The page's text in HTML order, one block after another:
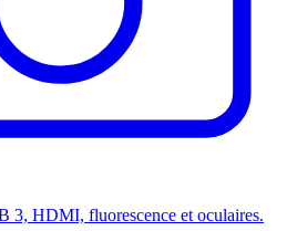
3, HDMI, fluorescence et oculaires.